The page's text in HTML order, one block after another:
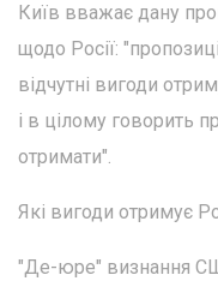
Київ вважає дану
щодо Росії:
відчутні вигоди
і в цілому говорить
отримати".
Які вигоди отримує
"Де-юре" визнання